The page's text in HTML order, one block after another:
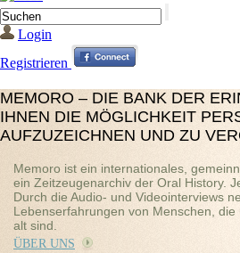
Login
Registrieren
MEMORO – DIE BANK DER
IHNEN DIE MÖGLICHKEIT
AUFZUZEICHNEN UND ZU
Memoro ist ein internationales,
ein Zeitzeugenarchiv der Oral History.
Durch die Audio- und Videointerviews
Lebenserfahrungen von Menschen,
alt sind.
ÜBER UNS